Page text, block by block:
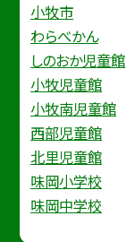
小牧市
わらべかん
しのおか児童館
小牧児童館
小牧南児童館
西部児童館
北里児童館
味岡小学校
味岡中学校